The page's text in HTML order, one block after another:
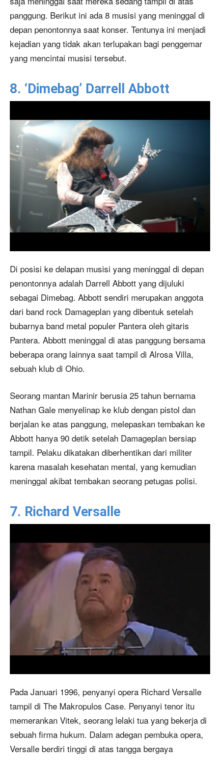
panggung. Berikut ini ada 8 musisi yang meninggal di
depan penontonnya saat konser. Tentunya ini menjadi
kejadian yang tidak akan terlupakan bagi penggemar
yang mencintai musisi tersebut.
8. ‘Dimebag’ Darrell Abbott
Di posisi ke delapan musisi yang meninggal di depan
penontonnya adalah Darrell Abbott yang dijuluki
sebagai Dimebag. Abbott sendiri merupakan anggota
dari band rock Damageplan yang dibentuk setelah
bubarnya band metal populer Pantera oleh gitaris
Pantera. Abbott meninggal di atas panggung bersama
beberapa orang lainnya saat tampil di Alrosa Villa,
sebuah klub di Ohio.
Seorang mantan Marinir berusia 25 tahun bernama
Nathan Gale menyelinap ke klub dengan pistol dan
berjalan ke atas panggung, melepaskan tembakan ke
Abbott hanya 90 detik setelah Damageplan bersiap
tampil. Pelaku dikatakan diberhentikan dari militer
karena masalah kesehatan mental, yang kemudian
meninggal akibat tembakan seorang petugas polisi.
7. Richard Versalle
Pada Januari 1996, penyanyi opera Richard Versalle
tampil di The Makropulos Case. Penyanyi tenor itu
memerankan Vitek, seorang lelaki tua yang bekerja di
sebuah firma hukum. Dalam adegan pembuka opera,
Versalle berdiri tinggi di atas tangga bergaya